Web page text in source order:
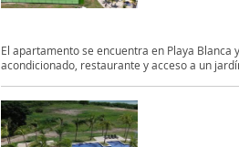
El apartamento se encuentra en Playa
acondicionado, restaurante y acceso a un